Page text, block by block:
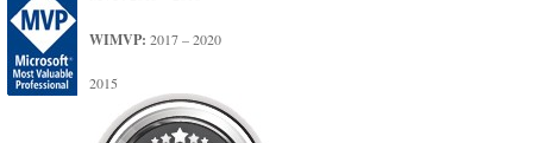
WIMVP: 2017 – 2020
2015